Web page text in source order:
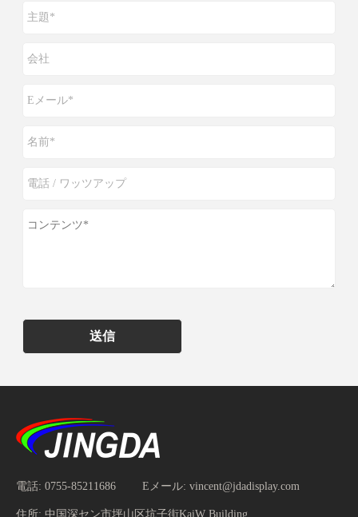
送信
電話: 0755-85211686 Eメール: vincent@jdadisplay.com
住所: 中国深セン市坪山区坑子街KaiW Building